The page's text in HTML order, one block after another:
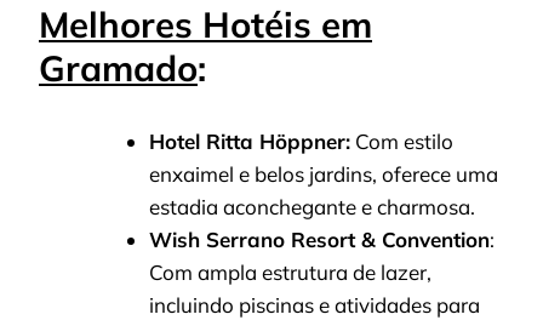
Melhores Hotéis em
Gramado:
Hotel Ritta Höppner: Com estilo
enxaimel e belos jardins, oferece uma
estadia aconchegante e charmosa.
Wish Serrano Resort & Convention:
Com ampla estrutura de lazer,
incluindo piscinas e atividades para